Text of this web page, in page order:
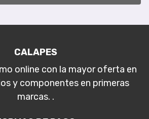
CALAPES
online con la mayor oferta en
y componentes en primeras
marcas. .